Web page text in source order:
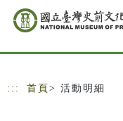
跳到主要內容
網站導覽
::: 首頁 > 活動明細